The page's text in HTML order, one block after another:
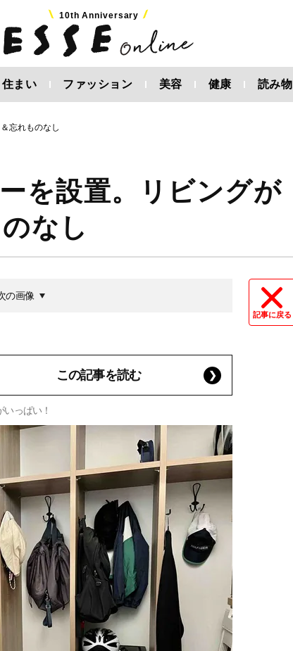
10th Anniversary
住まい ファッション 美容 健康 読み物
忘れものなし
を設置。リビングが
なし
記事に戻る
の画像
この記事を読む
っぱい！